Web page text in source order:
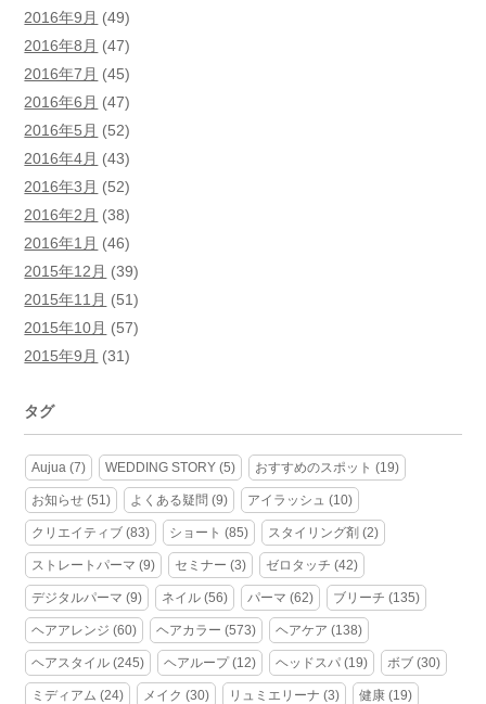
2016年9月 (49)
2016年8月 (47)
2016年7月 (45)
2016年6月 (47)
2016年5月 (52)
2016年4月 (43)
2016年3月 (52)
2016年2月 (38)
2016年1月 (46)
2015年12月 (39)
2015年11月 (51)
2015年10月 (57)
2015年9月 (31)
タグ
Aujua (7) WEDDING STORY (5) おすすめのスポット (19)
お知らせ (51) よくある疑問 (9) アイラッシュ (10)
クリエイティブ (83) ショート (85) スタイリング剤 (2)
ストレートパーマ (9) セミナー (3) ゼロタッチ (42)
デジタルパーマ (9) ネイル (56) パーマ (62) ブリーチ (135)
ヘアアレンジ (60) ヘアカラー (573) ヘアケア (138)
ヘアスタイル (245) ヘアループ(12) ヘッドスパ (19) ボブ (30)
ミディアム (24) メイク (30) リュミエリーナ (3) 健康 (19)